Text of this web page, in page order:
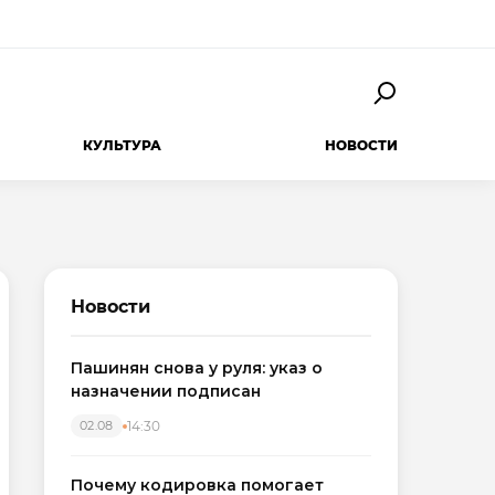
КУЛЬТУРА НОВОСТИ
Новости
Пашинян снова у руля: указ о
назначении подписан
02.08 14:30
Почему кодировка помогает